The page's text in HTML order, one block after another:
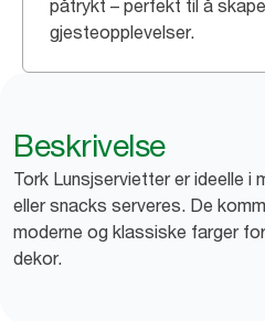
påtrykt – perfekt til å
gjesteopplevelser.
Beskrivelse
Tork Lunsjservietter er ideelle i
eller snacks serveres. De
moderne og klassiske farger
dekor.